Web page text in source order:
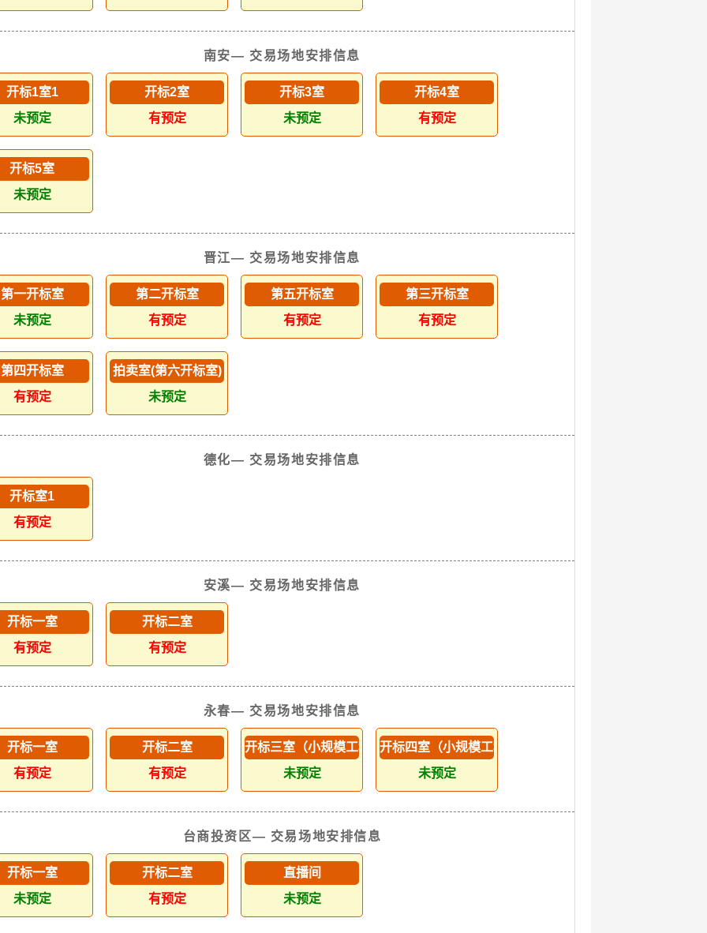
南安— 交易场地安排信息
开标1室1
未预定
开标2室
有预定
开标3室
未预定
开标4室
有预定
开标5室
未预定
晋江— 交易场地安排信息
第一开标室
未预定
第二开标室
有预定
第五开标室
有预定
第三开标室
有预定
第四开标室
有预定
拍卖室(第六开标室)
未预定
德化— 交易场地安排信息
开标室1
有预定
安溪— 交易场地安排信息
开标一室
有预定
开标二室
有预定
永春— 交易场地安排信息
开标一室
有预定
开标二室
有预定
开标三室（小规模工程）
未预定
开标四室（小规模工程）
未预定
台商投资区— 交易场地安排信息
开标一室
未预定
开标二室
有预定
直播间
未预定